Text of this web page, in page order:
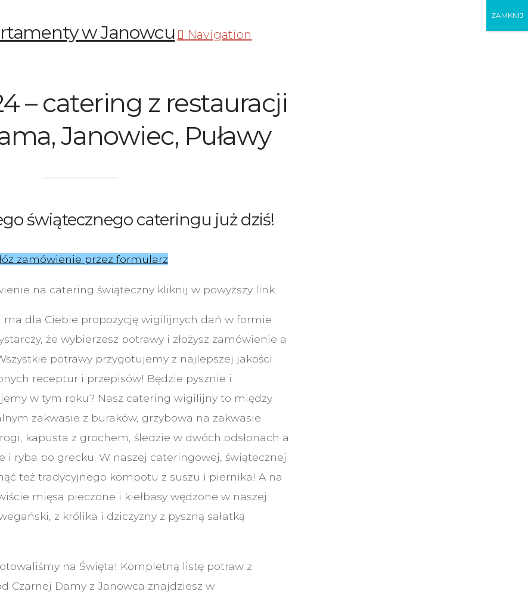
Navigation
– catering z restauracji
Janowiec, Puławy
świątecznego cateringu już dziś!
zamówienie przez formularz
na catering świąteczny kliknij w powyższy link.
ma dla Ciebie propozycję wigilijnych dań w formie
że wybierzesz potrawy i złożysz zamówienie a
potrawy przygotujemy z najlepszej jakości
receptur i przepisów! Będzie pysznie i
w tym roku? Nasz catering wigilijny to między
zakwasie z buraków, grzybowa na zakwasie
kapusta z grochem, śledzie w dwóch odsłonach a
i ryba po grecku. W naszej cateringowej, świątecznej
też tradycyjnego kompotu z suszu i piernika! A na
mięsa pieczone i kiełbasy wędzone w naszej
z królika i dziczyzny z pyszną sałatką
na Święta! Kompletną listę potraw z
Czarnej Damy z Janowca znajdziesz w
ZAMKNIJ